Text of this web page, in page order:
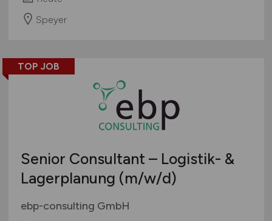
Speyer
TOP JOB
Senior Consultant – Logistik- &
Lagerplanung (m/w/d)
ebp-consulting GmbH